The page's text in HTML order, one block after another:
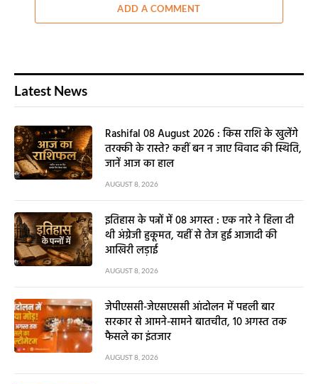
ADD A COMMENT
Latest News
Rashifal 08 August 2026 : किस राशि के खुलेंगे
तरक्की के रास्ते? कहीं बन न जाए विवाद की स्थिति,
जानें आज का हाल
AUGUST 8, 2026
इतिहास के पन्नों में 08 अगस्त : एक नारे ने हिला दी
थी अंग्रेजी हुकूमत, यहीं से तेज हुई आजादी की
आखिरी लड़ाई
AUGUST 8, 2026
जेपीएससी-जेएसएससी आंदोलन में पहली बार
सरकार से आमने-सामने बातचीत, 10 अगस्त तक
फैसले का इंतजार
AUGUST 8, 2026